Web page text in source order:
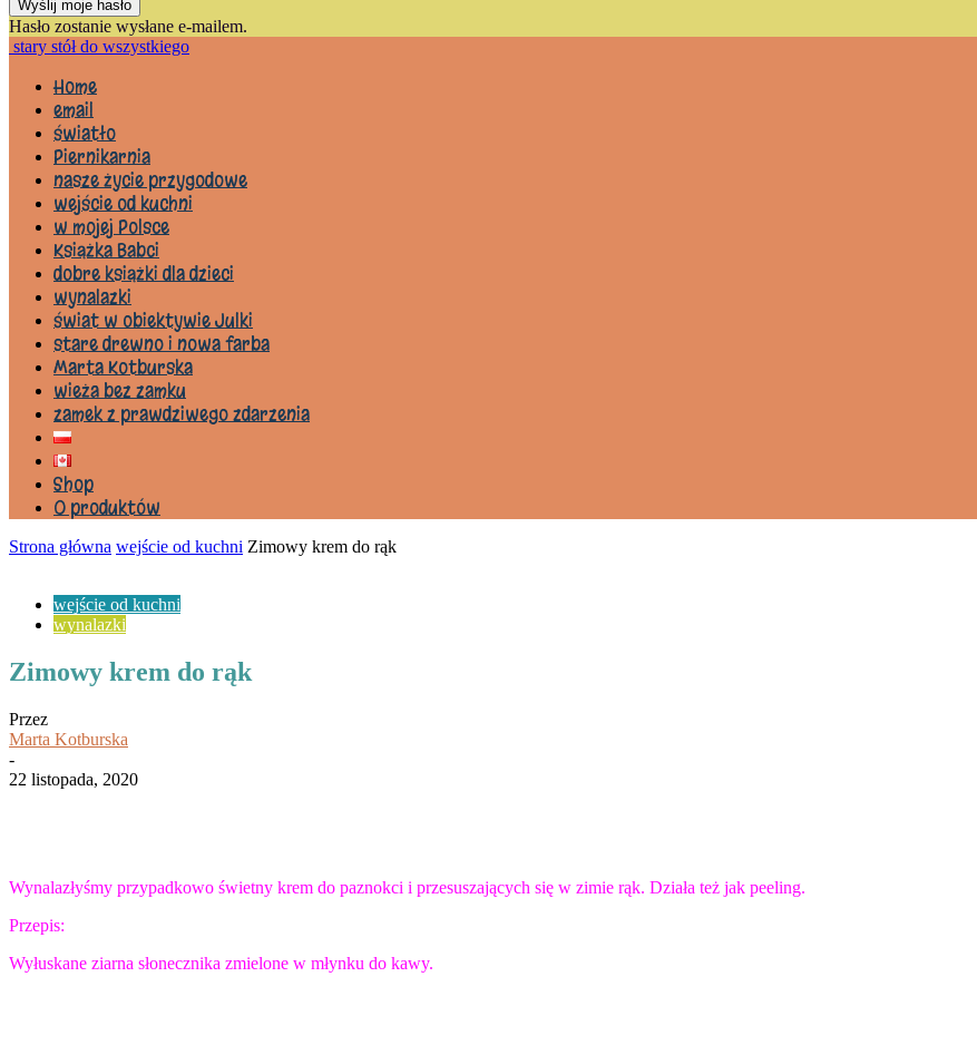
Hasło zostanie wysłane e-mailem.
stary stół do wszystkiego
Home
email
światło
Piernikarnia
nasze życie przygodowe
wejście od kuchni
w mojej Polsce
Książka Babci
dobre książki dla dzieci
wynalazki
świat w obiektywie Julki
stare drewno i nowa farba
Marta Kotburska
wieża bez zamku
zamek z prawdziwego zdarzenia
Shop
0 produktów
Strona główna wejście od kuchni Zimowy krem do rąk
wejście od kuchni
wynalazki
Zimowy krem do rąk
Przez
Marta Kotburska
-
22 listopada, 2020
Wynalazłyśmy przypadkowo świetny krem do paznokci i przesuszających się w zimie rąk. Działa też jak peeling.
Przepis:
Wyłuskane ziarna słonecznika zmielone w młynku do kawy.